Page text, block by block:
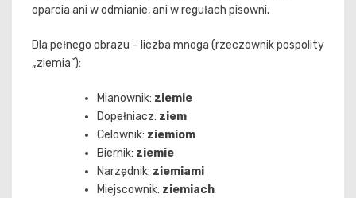
oparcia ani w odmianie, ani w regułach pisowni.
Dla pełnego obrazu – liczba mnoga (rzeczownik pospolity
„ziemia”):
Mianownik: ziemie
Dopełniacz: ziem
Celownik: ziemiom
Biernik: ziemie
Narzędnik: ziemiami
Miejscownik: ziemiach